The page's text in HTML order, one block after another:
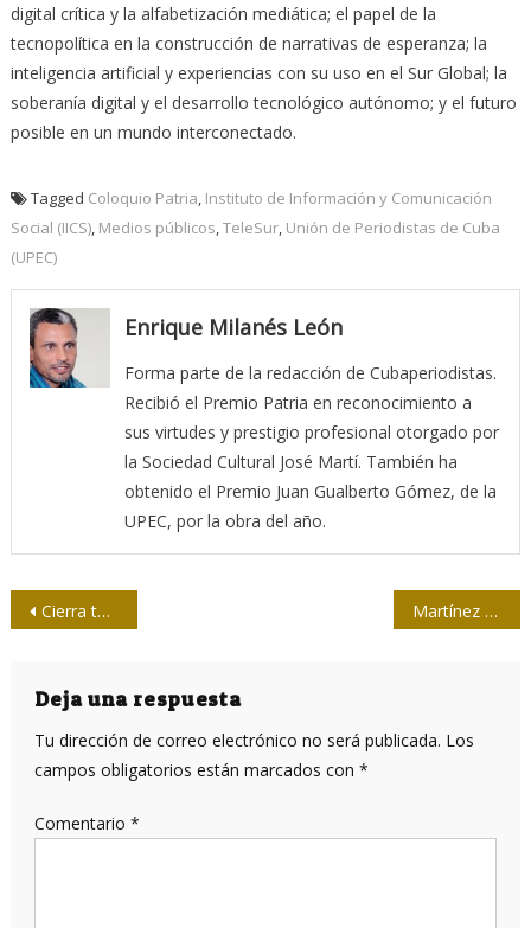
digital crítica y la alfabetización mediática; el papel de la
tecnopolítica en la construcción de narrativas de esperanza; la
inteligencia artificial y experiencias con su uso en el Sur Global; la
soberanía digital y el desarrollo tecnológico autónomo; y el futuro
posible en un mundo interconectado.
Tagged Coloquio Patria Instituto de Información y Comunicación
Social (IICS), Medios públicos TeleSur, Unión de Periodistas de Cuba
(UPEC)
Enrique Milanés León
Forma parte de la redacción de Cubaperiodistas.
Recibió el Premio Patria en reconocimiento a
sus virtudes y prestigio profesional otorgado por
la Sociedad Cultural José Martí. También ha
obtenido el Premio Juan Gualberto Gómez, de la
UPEC, por la obra del año.
Navegación
entradas
Cierra temporada II del experimento en la prensa Martínez Pírez en una UPEC de La Mancha…
Deja una respuesta
Tu dirección de correo electrónico no será publicada. Los
campos obligatorios están marcados con *
Comentario *